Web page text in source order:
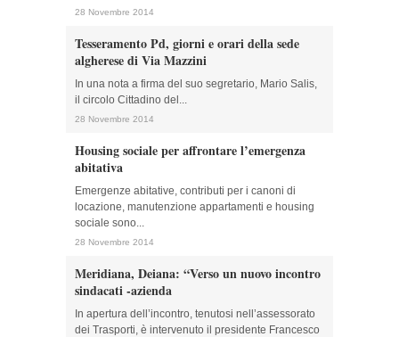
28 Novembre 2014
Tesseramento Pd, giorni e orari della sede
algherese di Via Mazzini
In una nota a firma del suo segretario, Mario Salis,
il circolo Cittadino del...
28 Novembre 2014
Housing sociale per affrontare l’emergenza
abitativa
Emergenze abitative, contributi per i canoni di
locazione, manutenzione appartamenti e housing
sociale sono...
28 Novembre 2014
Meridiana, Deiana: “Verso un nuovo incontro
sindacati -azienda
In apertura dell’incontro, tenutosi nell’assessorato
dei Trasporti, è intervenuto il presidente Francesco